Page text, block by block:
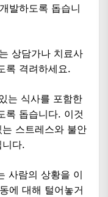
발하도록 돕습니
상담가나 치료사
록 격려하세요.
는 식사를 포함한
록 돕습니다. 이것
스트레스와 불안
다.
사람의 상황을 이
에 대해 털어놓거